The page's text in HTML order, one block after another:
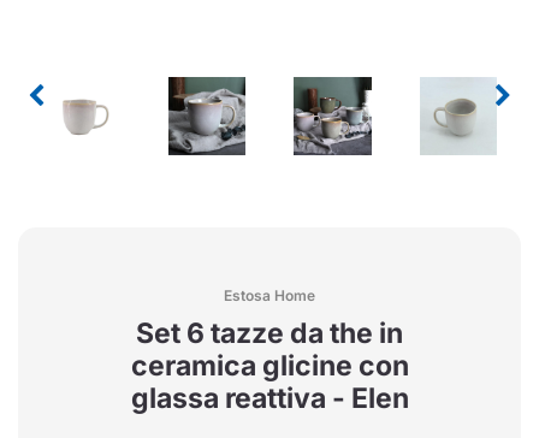
Estosa Home
Set 6 tazze da the in
ceramica glicine con
glassa reattiva - Elen